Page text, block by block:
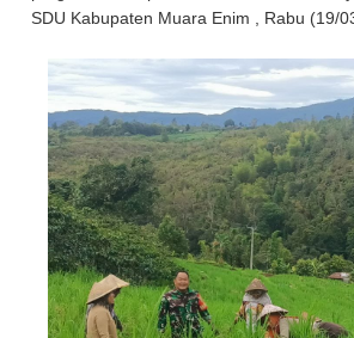
SDU Kabupaten Muara Enim , Rabu (19/